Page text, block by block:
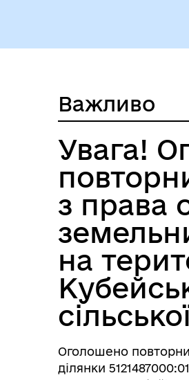
Четвер
П`ятниця
Субота
Важливо
Увага!
з права
на
Оголошено
ділянки